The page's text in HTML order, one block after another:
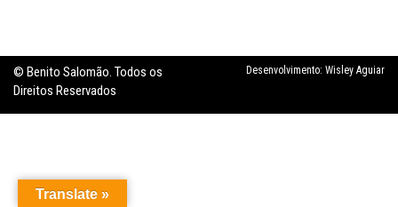
© Benito Salomão. Todos os
Direitos Reservados
Desenvolvimento: Wisley Aguiar
Translate »